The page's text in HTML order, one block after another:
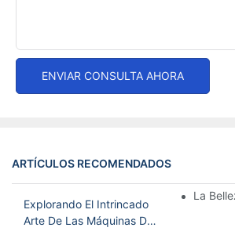
ENVIAR CONSULTA AHORA
ARTÍCULOS RECOMENDADOS
Explorando El Intrincado
Arte De Las Máquinas De
La